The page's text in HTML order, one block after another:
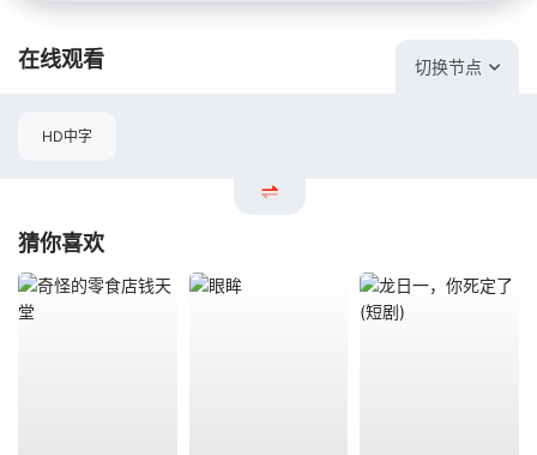
在线观看 切换节点
HD中字
猜你喜欢